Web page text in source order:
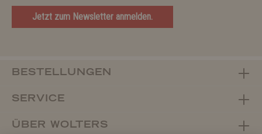
Jetzt zum Newsletter anmelden.
BESTELLUNGEN
SERVICE
ÜBER WOLTERS